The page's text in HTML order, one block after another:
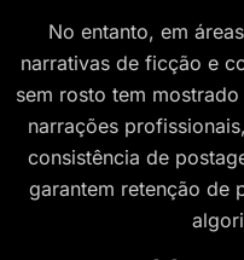
No entanto, em
narrativas de ficção e
sem rosto tem
narrações
consistência de
garantem retenção de